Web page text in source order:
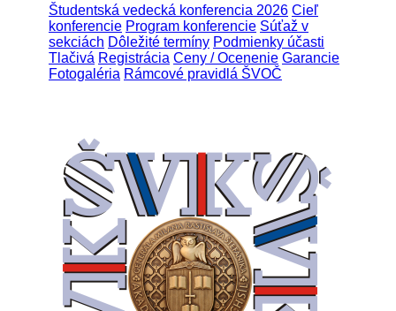
Študentská vedecká konferencia 2026 Cieľ
konferencie Program konferencie Súťaž v
sekciách Dôležité termíny Podmienky účasti
Tlačivá Registrácia Ceny / Ocenenie Garancie
Fotogaléria Rámcové pravidlá ŠVOČ